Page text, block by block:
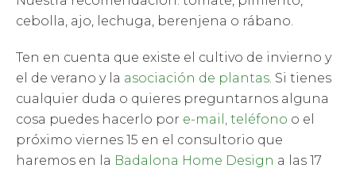
cebolla, ajo, lechuga, berenjena o rábano.
Ten en cuenta que existe el cultivo de invierno y
el de verano y la asociación de plantas . Si tienes
cualquier duda o quieres preguntarnos alguna
cosa puedes hacerlo por e-mail, teléfono o el
próximo viernes 15 en el consultorio que
haremos en la Badalona Home Design a las 17